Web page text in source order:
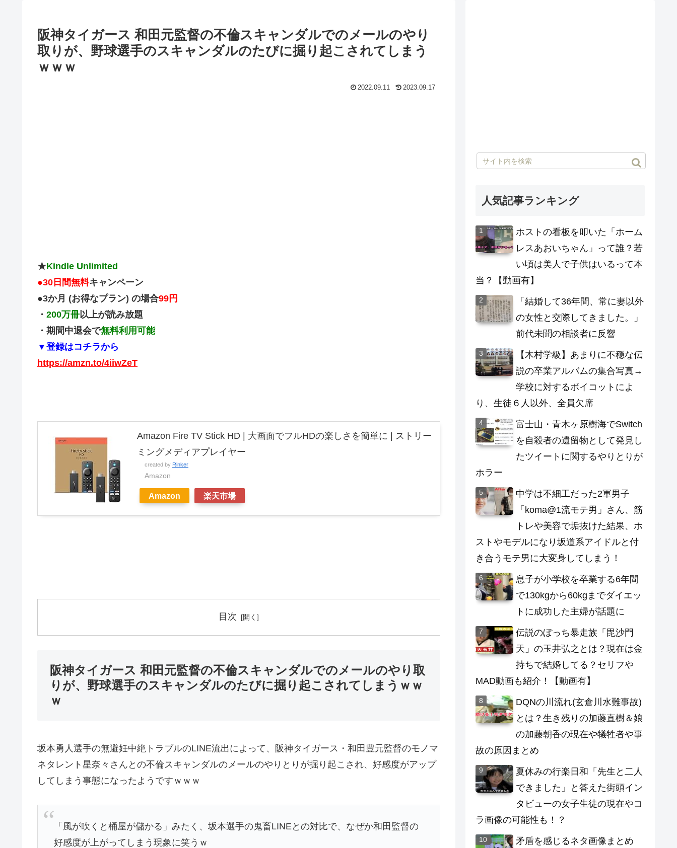
阪神タイガース 和田元監督の不倫スキャンダルでのメールのやり
取りが、野球選手のスキャンダルのたびに掘り起こされてしまう
ｗｗｗ
2022.09.11 2023.09.17
★Kindle Unlimited
●30日間無料キャンペーン
●3か月 (お得なプラン) の場合99円
・ 200万冊以上が読み放題
・期間中退会で無料利用可能
▼登録はコチラから
https://amzn.to/4iiwZeT
Amazon Fire TV Stick HD | 大画面でフルHDの楽しさを簡単に | ストリー
ミングメディアプレイヤー
created by Rinker
Amazon
Amazon 楽天市場
目次
阪神タイガース 和田元監督の不倫スキャンダルでのメールのやり取
りが、野球選手のスキャンダルのたびに掘り起こされてしまうｗｗ
ｗ
坂本勇人選手の無避妊中絶トラブルのLINE流出によって、阪神タイガース・和田豊元監督のモノマ
ネタレント星奈々さんとの不倫スキャンダルのメールのやりとりが掘り起こされ、好感度がアップ
してしまう事態になったようですｗｗｗ
「風が吹くと桶屋が儲かる」みたく、坂本選手の鬼畜LINEとの対比で、なぜか和田監督の
好感度が上がってしまう現象に笑うｗ
人気記事ランキング
ホストの看板を叩いた「ホーム
レスあおいちゃん」って誰？若
い頃は美人で子供はいるって本
当？【動画有】
「結婚して36年間、常に妻以外
の女性と交際してきました。」
前代未聞の相談者に反響
【木村学級】あまりに不穏な伝
説の卒業アルバムの集合写真→
学校に対するボイコットによ
り、生徒６人以外、全員欠席
富士山・青木ヶ原樹海でSwitch
を自殺者の遺留物として発見し
たツイートに関するやりとりが
ホラー
中学は不細工だった2軍男子
「koma@1流モテ男」さん、筋
トレや美容で垢抜けた結果、ホ
ストやモデルになり坂道系アイドルと付
き合うモテ男に大変身してしまう！
息子が小学校を卒業する6年間
で130kgから60kgまでダイエッ
トに成功した主婦が話題に
伝説のぼっち暴走族「毘沙門
天」の玉井弘之とは？現在は金
持ちで結婚してる？セリフや
MAD動画も紹介！【動画有】
DQNの川流れ(玄倉川水難事故)
とは？生き残りの加藤直樹＆娘
の加藤朝香の現在や犠牲者や事
故の原因まとめ
夏休みの行楽日和「先生と二人
できました」と答えた街頭イン
タビューの女子生徒の現在やコ
ラ画像の可能性も！？
矛盾を感じるネタ画像まとめ